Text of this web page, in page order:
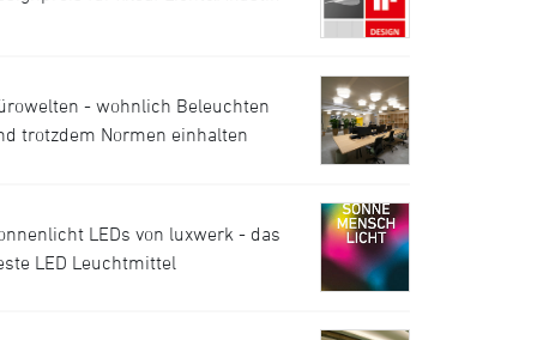
- wohnlich Beleuchten
trotzdem Normen einhalten
LEDs von luxwerk - das
LED Leuchtmittel